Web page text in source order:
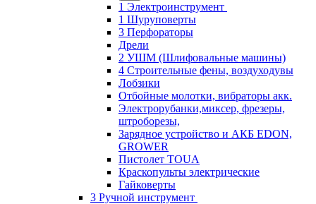
1 Электроинструмент
1 Шуруповерты
3 Перфораторы
Дрели
2 УШМ (Шлифовальные машины)
4 Строительные фены, воздуходувы
Лобзики
Отбойные молотки, вибраторы акк.
Электрорубанки,миксер, фрезеры,
штроборезы,
Зарядное устройство и АКБ EDON,
GROWER
Пистолет TOUA
Краскопульты электрические
Гайковерты
3 Ручной инструмент